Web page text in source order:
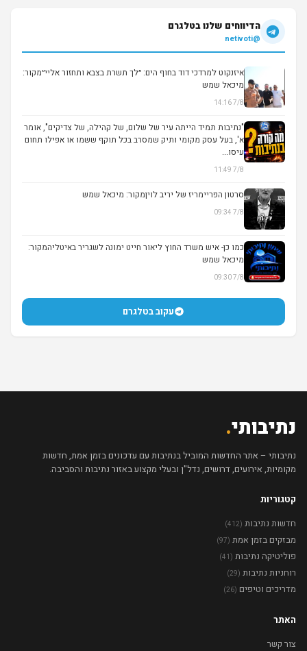
הדיווחים שלנו בטלגרם
@netivoti
איזנקוט למרדכי דוד בחוף הים: ״לך תשרת בצבא ותחזור אליי״מקור:
מיכאל שמש
7/8 14:16
"נתיבות תמיד הייתה עיר של שלום, של קהילה, של צדיקים", אומר
א', בעל עסק מקומי ותיק שמסרב בכל תוקף ששמו או אפילו תחום
עיסו...
7/8 11:49
▶
סרטון הפריימריז של יריב לויןמקור: מיכאל שמש
7/8 09:34
כמו כן- איש משרד החוץ ליאור חייט ימונה לשגריר באיטליהמקור:
מיכאל שמש
7/8 09:30
עקוב בטלגרם
נתיבותי.
נתיבותי – אתר החדשות המוביל בנתיבות עם עדכונים בזמן אמת, חדשות
מקומיות, אירועים, דרושים, נדל"ן ובעלי מקצוע באזור נתיבות והסביבה.
קטגוריות
חדשות נתיבות (412)
מבזקים בזמן אמת (97)
פוליטיקה נתיבות (41)
רוחניות נתיבות (29)
מדריכים וטיפים (26)
האתר
צור קשר